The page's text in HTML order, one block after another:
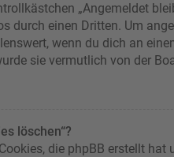
„Angemeldet
durch einen Dritten. Um
wenn du dich an
sie vermutlich von der
löschen“?
die phpBB erstellt